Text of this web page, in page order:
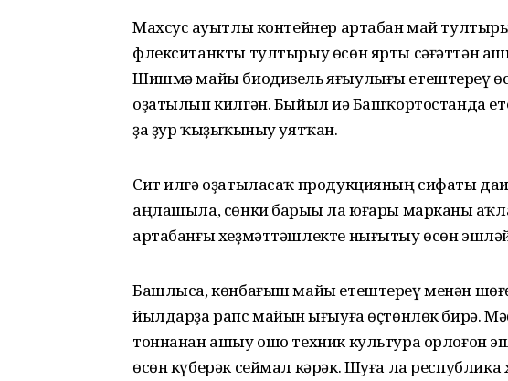
Махсус һауытлы контейнер артабан май
флекситанкты тултырыу өсөн ярты сәғәттән
Шишмә майы биодизель яғыулығы етештереү
оҙатылып килгән. Быйыл иһә Башҡортостанда
ҙа ҙур ҡыҙыҡһыныу уятҡан.
Сит илгә оҙатыласаҡ продукцияның сифаты
аңлашыла, сөнки барыһы ла юғары марканы
артабанғы хеҙмәттәшлекте нығытыу өсөн
Башлыса, көнбағыш майы етештереү менән
йылдарҙа рапс майын һығыуға өҫтөнлөк бирә.
тоннанан ашыу ошо техник культура орлоғон
өсөн күберәк сеймал кәрәк. Шуға ла